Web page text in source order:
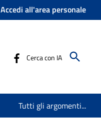
Accedi all'area personale
Cerca con IA
Tutti gli argomenti...